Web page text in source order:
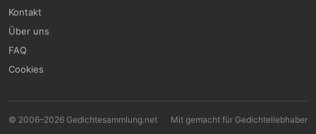
Kontakt
Über uns
FAQ
Cookies
© 2006–2026 Gedichtesammlung.net Mit gemacht für Gedichteliebhaber